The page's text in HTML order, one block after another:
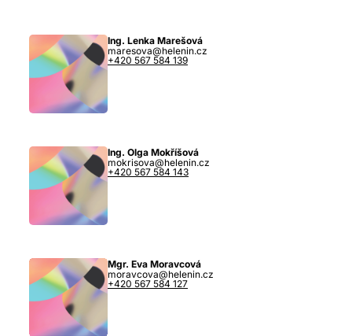
Ing. Lenka Marešová
maresova@helenin.cz
+420 567 584 139
Ing. Olga Mokříšová
mokrisova@helenin.cz
+420 567 584 143
Mgr. Eva Moravcová
moravcova@helenin.cz
+420 567 584 127